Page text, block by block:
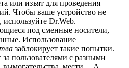
или изъят для проведения
Чтобы ваше устройство не
используйте Dr.Web.
под сменные носители,
Использование
заблокирует такие попытки.
пользователями с разными